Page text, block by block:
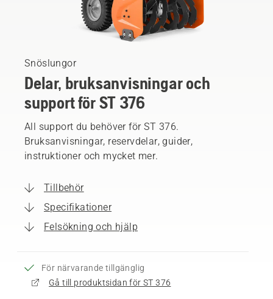
Snöslungor
Delar, bruksanvisningar och
support för ST 376
All support du behöver för ST 376.
Bruksanvisningar, reservdelar, guider,
instruktioner och mycket mer.
Tillbehör
Specifikationer
Felsökning och hjälp
För närvarande tillgänglig
Gå till produktsidan för ST 376